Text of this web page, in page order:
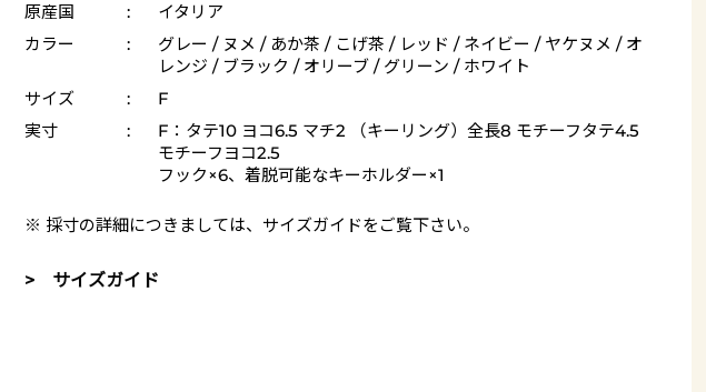
原産国
:
イタリア
カラー
:
グレー / ヌメ / あか茶 / こげ茶 / レッド / ネイビー / ヤケヌメ / オ
レンジ / ブラック / オリーブ / グリーン / ホワイト
サイズ
:
F
実寸
:
F：タテ10 ヨコ6.5 マチ2 （キーリング）全長8 モチーフタテ4.5
モチーフヨコ2.5
フック×6、着脱可能なキーホルダー×1
※ 採寸の詳細につきましては、 サイズガイドをご覧下さい。
> サイズガイド